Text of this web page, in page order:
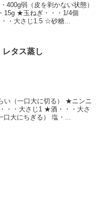
400g弱（皮を剥かない状態）
15g ★玉ねぎ・・・1/4個
・大さじ1.5 ☆砂糖...
レタス蒸し
い（一口大に切る） ★ニンニ
・・大さじ1 ★酒・・・大さ
口大にちぎる） 塩・...